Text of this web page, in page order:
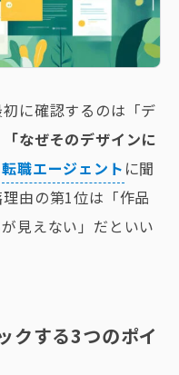
に確認するのは「デ
「なぜそのデザインに
転職エージェント に聞
由の第1位は「作品
見えない」だといい
クする3つのポイ